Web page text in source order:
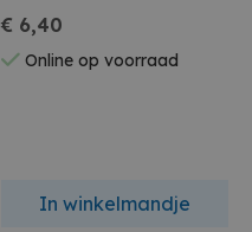
€ 6,40
Online op voorraad
In winkelmandje